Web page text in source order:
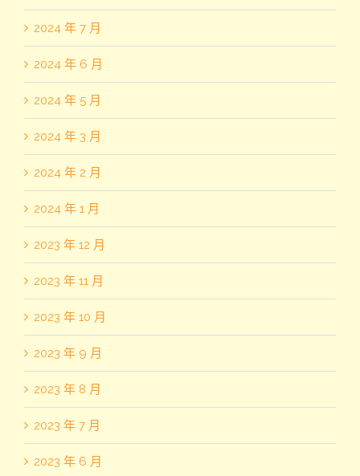
2024 年 7 月
2024 年 6 月
2024 年 5 月
2024 年 3 月
2024 年 2 月
2024 年 1 月
2023 年 12 月
2023 年 11 月
2023 年 10 月
2023 年 9 月
2023 年 8 月
2023 年 7 月
2023 年 6 月